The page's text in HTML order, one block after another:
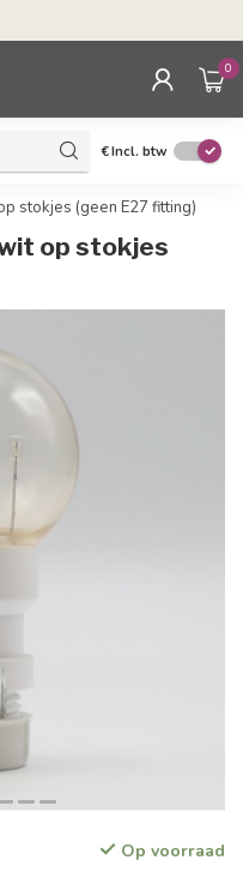
0
€Incl. btw
stokjes (geen E27 fitting)
op stokjes
Op voorraad